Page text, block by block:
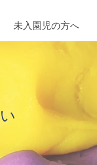
未入園児の方へ